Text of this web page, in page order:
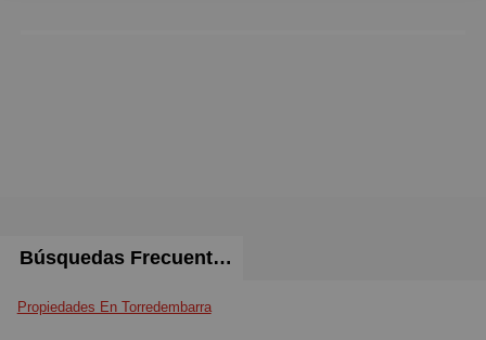
Búsquedas Frecuentes
Propiedades En Torredembarra